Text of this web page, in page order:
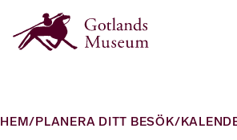
HEM/PLANERA DITT BESÖK/